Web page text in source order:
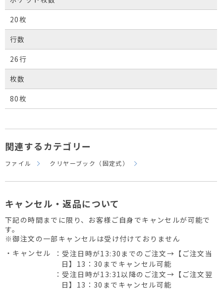
20枚
行数
26行
枚数
80枚
関連するカテゴリー
ファイル クリヤーブック（固定式）
キャンセル・返品について
下記の時間までに限り、お客様ご自身でキャンセルが可能で
す。
※御注文の一部キャンセルは受け付けておりません
・キャンセル
：受注日時が13:30までのご注文→【ご注文当
日】13：30までキャンセル可能
：受注日時が13:31以降のご注文→【ご注文翌
日】13：30までキャンセル可能